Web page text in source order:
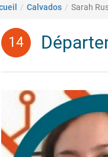
d'Ariane
Calvados Sarah